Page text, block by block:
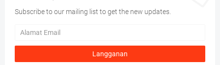
Subscribe to our mailing list to get the new updates.